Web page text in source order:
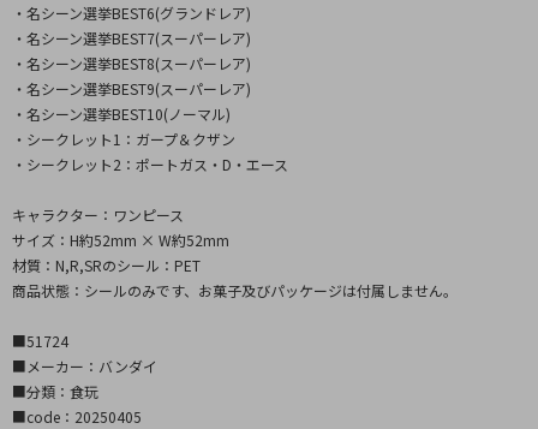
・名シーン選挙BEST6(グランドレア)
・名シーン選挙BEST7(スーパーレア)
・名シーン選挙BEST8(スーパーレア)
・名シーン選挙BEST9(スーパーレア)
・名シーン選挙BEST10(ノーマル)
・シークレット1：ガープ＆クザン
・シークレット2：ポートガス・D・エース
キャラクター：ワンピース
サイズ：H約52mm × W約52mm
材質：N,R,SRのシール：PET
商品状態：シールのみです、お菓子及びパッケージは付属しません。
■51724
■メーカー：バンダイ
■分類：食玩
■code：20250405